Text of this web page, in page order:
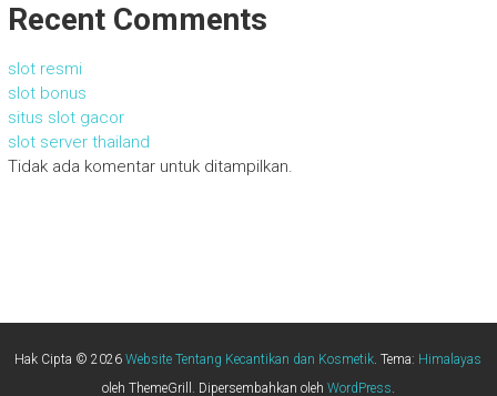
Recent Comments
slot resmi
slot bonus
situs slot gacor
slot server thailand
Tidak ada komentar untuk ditampilkan.
Hak Cipta © 2026Website Tentang Kecantikan dan Kosmetik. Tema: Himalayas
oleh ThemeGrill. Dipersembahkan oleh WordPress.